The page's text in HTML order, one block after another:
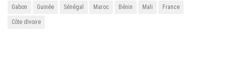
Gabon Guinée Sénégal Maroc Bénin Mali France
Côte dIvoire